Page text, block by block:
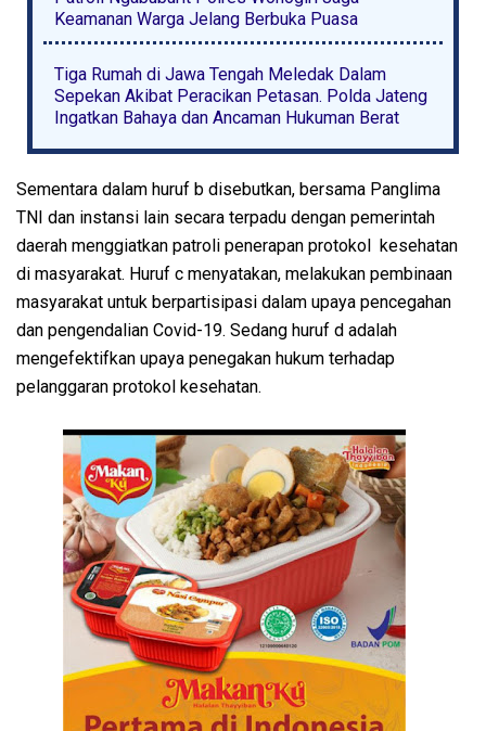
Keamanan Warga Jelang Berbuka Puasa
Tiga Rumah di Jawa Tengah Meledak Dalam
Sepekan Akibat Peracikan Petasan. Polda Jateng
Ingatkan Bahaya dan Ancaman Hukuman Berat
Sementara dalam huruf b disebutkan, bersama Panglima
TNI dan instansi lain secara terpadu dengan pemerintah
daerah menggiatkan patroli penerapan protokol kesehatan
di masyarakat. Huruf c menyatakan, melakukan pembinaan
masyarakat untuk berpartisipasi dalam upaya pencegahan
dan pengendalian Covid-19. Sedang huruf d adalah
mengefektifkan upaya penegakan hukum terhadap
pelanggaran protokol kesehatan.